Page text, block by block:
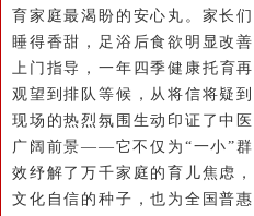
育家庭最渴盼的安心丸。家长
睡得香甜，足浴后食欲明显改
上门指导，一年四季健康托育
观望到排队等候，从将信将疑
现场的热烈氛围生动印证了中
广阔前景——它不仅为“一小”
效纾解了万千家庭的育儿焦虑
文化自信的种子，也为全国普